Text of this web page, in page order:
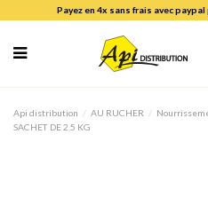
Payez en 4x sans frais avec
Api distribution AU RUCHER
SACHET DE 2.5 KG